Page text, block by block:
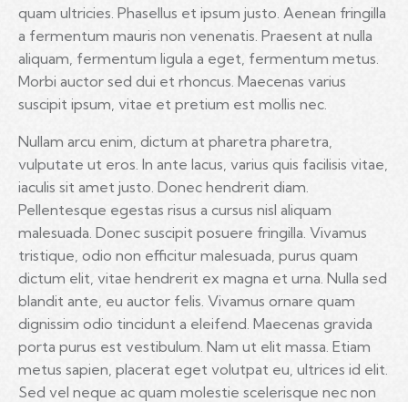
quam ultricies. Phasellus et ipsum justo. Aenean fringilla
a fermentum mauris non venenatis. Praesent at nulla
aliquam, fermentum ligula a eget, fermentum metus.
Morbi auctor sed dui et rhoncus. Maecenas varius
suscipit ipsum, vitae et pretium est mollis nec.
Nullam arcu enim, dictum at pharetra pharetra,
vulputate ut eros. In ante lacus, varius quis facilisis vitae,
iaculis sit amet justo. Donec hendrerit diam.
Pellentesque egestas risus a cursus nisl aliquam
malesuada. Donec suscipit posuere fringilla. Vivamus
tristique, odio non efficitur malesuada, purus quam
dictum elit, vitae hendrerit ex magna et urna. Nulla sed
blandit ante, eu auctor felis. Vivamus ornare quam
dignissim odio tincidunt a eleifend. Maecenas gravida
porta purus est vestibulum. Nam ut elit massa. Etiam
metus sapien, placerat eget volutpat eu, ultrices id elit.
Sed vel neque ac quam molestie scelerisque nec non